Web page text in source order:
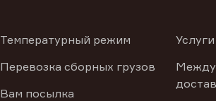
Температурный режим
Перевозка сборных грузов
Вам посылка